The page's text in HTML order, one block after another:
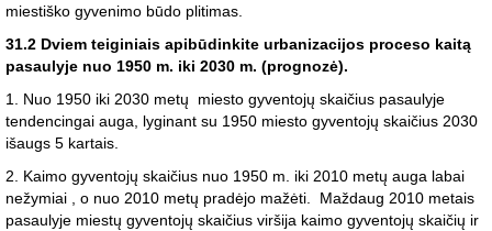
miestiško gyvenimo būdo plitimas.
31.2 Dviem teiginiais apibūdinkite urbanizacijos proceso kaitą
pasaulyje nuo 1950 m. iki 2030 m. (prognozė).
1. Nuo 1950 iki 2030 metų miesto gyventojų skaičius pasaulyje
tendencingai auga, lyginant su 1950 miesto gyventojų skaičius 2030
išaugs 5 kartais.
2. Kaimo gyventojų skaičius nuo 1950 m. iki 2010 metų auga labai
nežymiai , o nuo 2010 metų pradėjo mažėti. Maždaug 2010 metais
pasaulyje miestų gyventojų skaičius viršija kaimo gyventojų skaičių ir